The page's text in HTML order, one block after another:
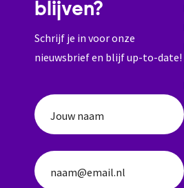
blijven?
Schrijf je in voor onze
nieuwsbrief en blijf up-to-date!
Jouw naam
naam@email.nl